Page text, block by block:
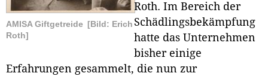
AMISA Giftgetreide [Bild: Erich
Roth]
Roth. Im Bereich der
Schädlingsbekämpfung
hatte das Unternehmen
bisher einige
Erfahrungen gesammelt, die nun zur